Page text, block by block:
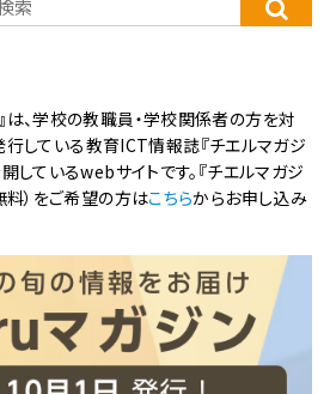
、学校の教職員・学校関係者の方を対
行している教育ICT情報誌『チエルマガジ
しているwebサイトです。『チエルマガジ
料）をご希望の方はこちらからお申し込み